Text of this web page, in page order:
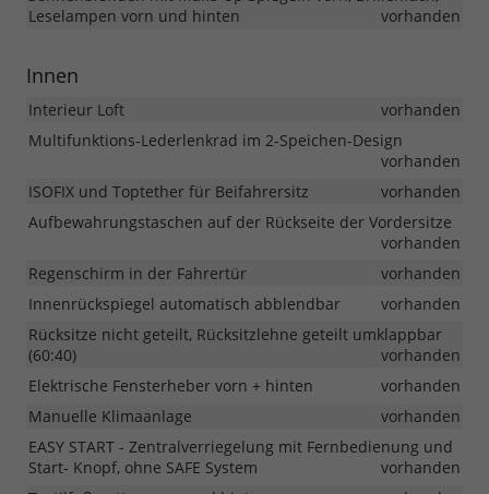
Leselampen vorn und hinten
vorhanden
Innen
Interieur Loft
vorhanden
Multifunktions-Lederlenkrad im 2-Speichen-Design
vorhanden
ISOFIX und Toptether für Beifahrersitz
vorhanden
Aufbewahrungstaschen auf der Rückseite der Vordersitze
vorhanden
Regenschirm in der Fahrertür
vorhanden
Innenrückspiegel automatisch abblendbar
vorhanden
Rücksitze nicht geteilt, Rücksitzlehne geteilt umklappbar
(60:40)
vorhanden
Elektrische Fensterheber vorn + hinten
vorhanden
Manuelle Klimaanlage
vorhanden
EASY START - Zentralverriegelung mit Fernbedienung und
Start- Knopf, ohne SAFE System
vorhanden